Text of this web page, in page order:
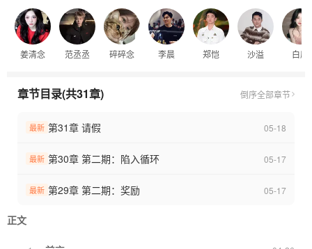
范丞丞：我不会允许姜清念身边站着其他男人的
姜清念：范丞丞你是笨蛋吗，我怎么想的你不知道吗？
新的一季让我们一起整活了！
·虚构人物，勿上升真人，游戏嘉宾会进行相应调整
姜清念 范丞丞 碎碎念 李晨 郑恺 沙溢 白鹿
章节目录(共31章) 倒序全部章节
最新 第31章 请假 05-18
最新 第30章 第二期：陷入循环 05-17
最新 第29章 第二期：奖励 05-17
正文